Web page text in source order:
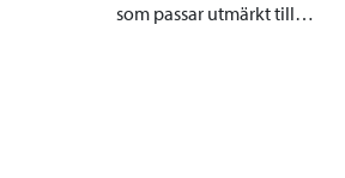
som passar utmärkt till…